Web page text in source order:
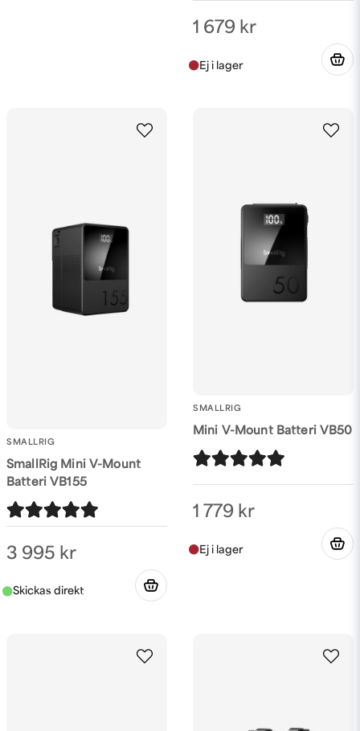
1 679 kr
SMALLRIG
SmallRig Mini V-Mount
Batteri VB155
3 995 kr
SMALLRIG
Mini V-Mount Batteri VB50
1 779 kr